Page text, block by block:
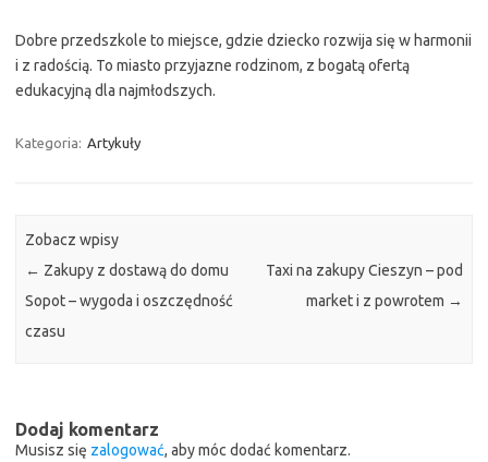
Dobre przedszkole to miejsce, gdzie dziecko rozwija się w harmonii
i z radością. To miasto przyjazne rodzinom, z bogatą ofertą
edukacyjną dla najmłodszych.
Kategoria: Artykuły
Zobacz wpisy
← Zakupy z dostawą do domu
Sopot – wygoda i oszczędność
czasu
Taxi na zakupy Cieszyn – pod
market i z powrotem →
Dodaj komentarz
Musisz się zalogować, aby móc dodać komentarz.